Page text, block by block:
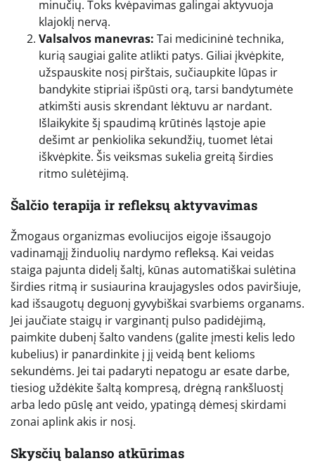
minučių. Toks kvėpavimas galingai aktyvuoja
klajoklį nervą.
Valsalvos manevras: Tai medicininė technika,
kurią saugiai galite atlikti patys. Giliai įkvėpkite,
užspauskite nosį pirštais, sučiaupkite lūpas ir
bandykite stipriai išpūsti orą, tarsi bandytumėte
atkimšti ausis skrendant lėktuvu ar nardant.
Išlaikykite šį spaudimą krūtinės ląstoje apie
dešimt ar penkiolika sekundžių, tuomet lėtai
iškvėpkite. Šis veiksmas sukelia greitą širdies
ritmo sulėtėjimą.
Šalčio terapija ir refleksų aktyvavimas
Žmogaus organizmas evoliucijos eigoje išsaugojo
vadinamąjį žinduolių nardymo refleksą. Kai veidas
staiga pajunta didelį šaltį, kūnas automatiškai sulėtina
širdies ritmą ir susiaurina kraujagysles odos paviršiuje,
kad išsaugotų deguonį gyvybiškai svarbiems organams.
Jei jaučiate staigų ir varginantį pulso padidėjimą,
paimkite dubenį šalto vandens (galite įmesti kelis ledo
kubelius) ir panardinkite į jį veidą bent kelioms
sekundėms. Jei tai padaryti nepatogu ar esate darbe,
tiesiog uždėkite šaltą kompresą, drėgną rankšluostį
arba ledo pūslę ant veido, ypatingą dėmesį skirdami
zonai aplink akis ir nosį.
Skysčių balanso atkūrimas